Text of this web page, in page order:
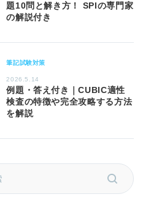
題10問と解き方！ SPIの専門家
の解説付き
筆記試験対策
2026.5.14
例題・答え付き｜CUBIC適性
検査の特徴や完全攻略する方法
を解説